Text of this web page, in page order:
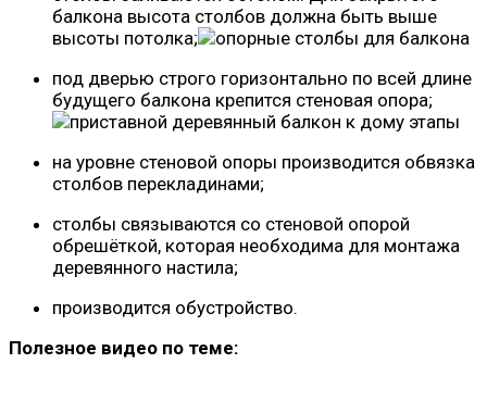
балкона высота столбов должна быть выше
высоты потолка;
под дверью строго горизонтально по всей длине
будущего балкона крепится стеновая опора;
на уровне стеновой опоры производится обвязка
столбов перекладинами;
столбы связываются со стеновой опорой
обрешёткой, которая необходима для монтажа
деревянного настила;
производится обустройство.
Полезное видео по теме: